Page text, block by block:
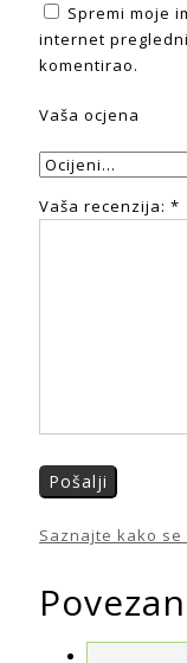
Spremi moje
internet
komentirao.
Vaša ocjena
Vaša recenzija: *
Saznajte kako